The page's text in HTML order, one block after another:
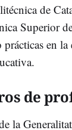
de
Superior
prácticas en
de
la